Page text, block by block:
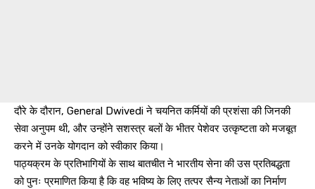
दौरे के दौरान, General Dwivedi ने चयनित कर्मियों की प्रशंसा की जिनकी
सेवा अनुपम थी, और उन्होंने सशस्त्र बलों के भीतर पेशेवर उत्कृष्टता को मजबूत
करने में उनके योगदान को स्वीकार किया।
पाठ्यक्रम के प्रतिभागियों के साथ बातचीत ने भारतीय सेना की उस प्रतिबद्धता
को पुनः प्रमाणित किया है कि वह भविष्य के लिए तत्पर सैन्य नेताओं का निर्माण